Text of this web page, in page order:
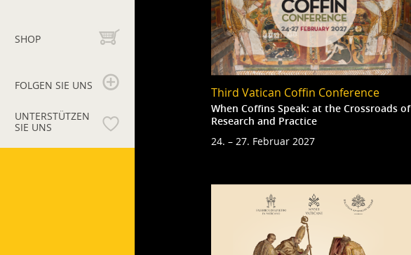
SHOP
FOLGEN SIE UNS
UNTERSTÜTZEN
SIE UNS
Third Vatican Coffin Conference
When Coffins Speak: at the Crossroads of
Research and Practice
24. – 27. Februar 2027